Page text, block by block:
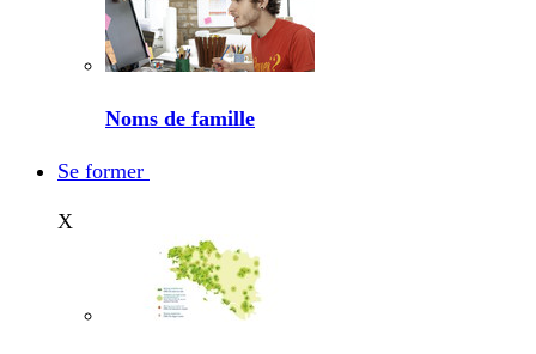
Noms de famille
Se former
X